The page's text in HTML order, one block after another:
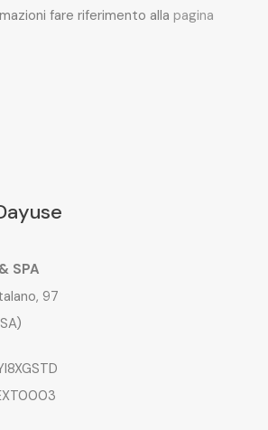
fare riferimento alla pagina
SPA
97